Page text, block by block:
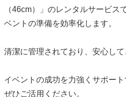
（46cm）」のレンタルサービス
ベントの準備を効率化します。
清潔に管理されており、安心して
イベントの成功を力強くサポー
ぜひご活用ください。